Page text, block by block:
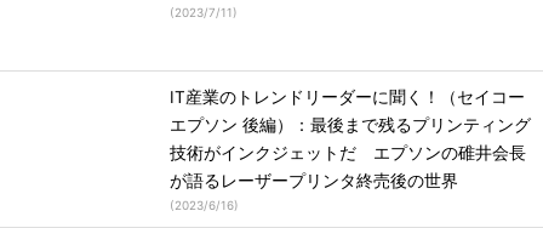
(2023/7/11)
IT産業のトレンドリーダーに聞く！（セイコー
エプソン 後編）：最後まで残るプリンティング
技術がインクジェットだ エプソンの碓井会長
が語るレーザープリンタ終売後の世界
(2023/6/16)